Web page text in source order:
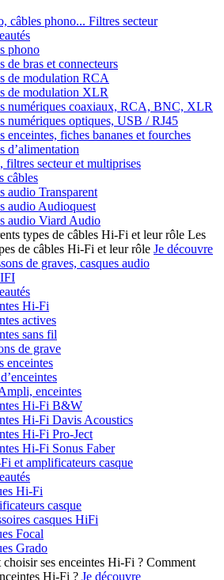
câbles phono... Filtres secteur
phono
de bras et connecteurs
de modulation RCA
de modulation XLR
numériques coaxiaux, RCA, BNC, XLR
numériques optiques, USB / RJ45
enceintes, fiches bananes et fourches
d’alimentation
filtres secteur et multiprises
câbles
audio Transparent
audio Audioquest
audio Viard Audio
Les
de câbles Hi-Fi et leur rôle Je découvre
de graves, casques audio
Hi-Fi
actives
sans fil
de grave
enceintes
enceintes
Hi-Fi B&W
Hi-Fi Davis Acoustics
Hi-Fi Pro-Ject
Hi-Fi Sonus Faber
et amplificateurs casque
Hi-Fi
casque
casques HiFi
Focal
Grado
Comment
Hi-Fi ? Je découvre